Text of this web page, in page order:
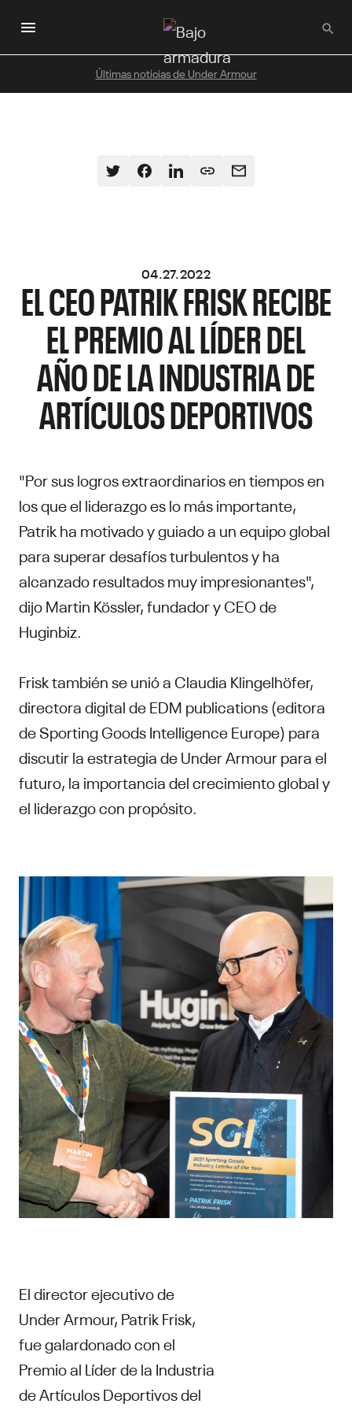
al
principal
Últimas noticias de Under Armour
04.27.2022
EL CEO PATRIK FRISK RECIBE
EL PREMIO AL LÍDER DEL
AÑO DE LA INDUSTRIA DE
ARTÍCULOS DEPORTIVOS
"Por sus logros extraordinarios en tiempos en
los que el liderazgo es lo más importante,
Patrik ha motivado y guiado a un equipo global
para superar desafíos turbulentos y ha
alcanzado resultados muy impresionantes",
dijo Martin Kössler, fundador y CEO de
Huginbiz.
Frisk también se unió a Claudia Klingelhöfer,
directora digital de EDM publications (editora
de Sporting Goods Intelligence Europe) para
discutir la estrategia de Under Armour para el
futuro, la importancia del crecimiento global y
el liderazgo con propósito.
El director ejecutivo de
Under Armour, Patrik Frisk,
fue galardonado con el
Premio al Líder de la Industria
de Artículos Deportivos del